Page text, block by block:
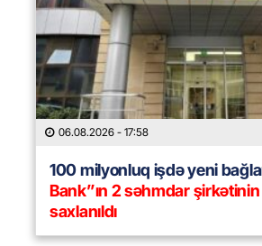
06.08.2026 - 17:58
100 milyonluq işdə yeni
Bank”ın 2 səhmdar
saxlanıldı